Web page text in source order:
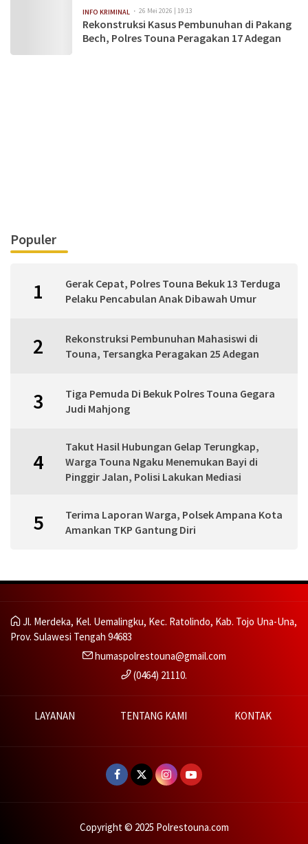
INFO KRIMINAL 26 Mei 2026 | 19:13
Rekonstruksi Kasus Pembunuhan di Pakang
Bech, Polres Touna Peragakan 17 Adegan
Populer
1
Gerak Cepat, Polres Touna Bekuk 13 Terduga
Pelaku Pencabulan Anak Dibawah Umur
2
Rekonstruksi Pembunuhan Mahasiswi di
Touna, Tersangka Peragakan 25 Adegan
3
Tiga Pemuda Di Bekuk Polres Touna Gegara
Judi Mahjong
4
Takut Hasil Hubungan Gelap Terungkap,
Warga Touna Ngaku Menemukan Bayi di
Pinggir Jalan, Polisi Lakukan Mediasi
5
Terima Laporan Warga, Polsek Ampana Kota
Amankan TKP Gantung Diri
Jl. Merdeka, Kel. Uemalingku, Kec. Ratolindo, Kab. Tojo Una-Una,
Prov. Sulawesi Tengah 94683
humaspolrestouna@gmail.com
(0464) 21110.
LAYANAN TENTANG KAMI KONTAK
Copyright © 2025 Polrestouna.com